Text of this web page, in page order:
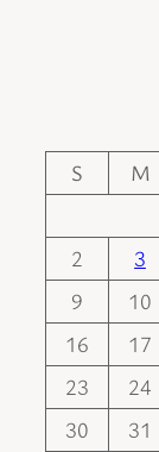
S
M
2
3
9
10
16
17
23
24
30
31